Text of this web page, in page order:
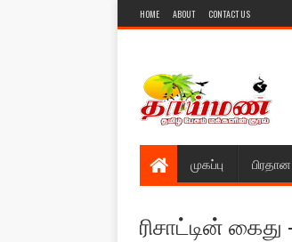
HOME ABOUT CONTACT US
முகப்பு
ரிசாட்டின்